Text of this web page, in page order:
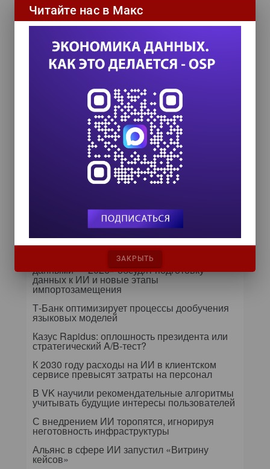
Форум ProcessTech
18 сентября 2026
Управление данными 2026
24 сентября 2026
HR TECH + ИИ ТРАНСФОРМАЦИЯ 2026
8 октября 2026
Zero Trust и Data Governance:
как управление данными
превращает дата-каталог в
ядро контура безопасности
Самое читаемое
24 сентября на форуме «Управление
данными — 2026» обсудят подготовку
данных к ИИ и новые этапы
импортозамещения
Т-Банк оптимизирует процессы дообучения
языковых моделей
Казус Rapidus: оплошность президента или
стратегический A/B-тест?
К 2030 году расходы на ИИ в клиентском
сервисе превысят затраты на персонал
В VK научили рекомендательные алгоритмы
учитывать будущие интересы пользователей
С внедрением ИИ торопятся, игнорируя
неготовность инфраструктуры
Альянс в сфере ИИ запустил «Витрину
кейсов»
Читайте нас в Макс
ЗАКРЫТЬ